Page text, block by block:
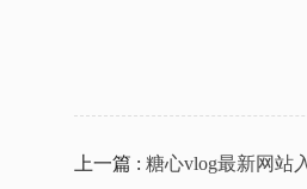
上一篇 : 糖心vlog最新网站